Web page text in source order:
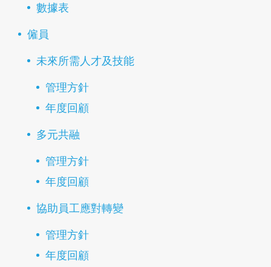
數據表
僱員
未來所需人才及技能
管理方針
年度回顧
多元共融
管理方針
年度回顧
協助員工應對轉變
管理方針
年度回顧